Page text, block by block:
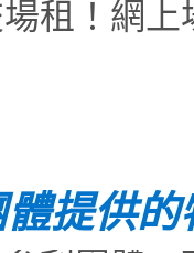
租！網
提供